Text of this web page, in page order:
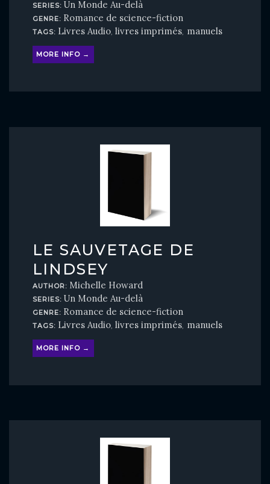
SERIES: Un Monde Au-delà
GENRE: Romance de science-fiction
TAGS: Livres Audio,livres imprimés, manuels
MORE INFO →
LE SAUVETAGE DE
LINDSEY
AUTHOR: Michelle Howard
SERIES: Un Monde Au-delà
GENRE: Romance de science-fiction
TAGS: Livres Audio,livres imprimés, manuels
MORE INFO →